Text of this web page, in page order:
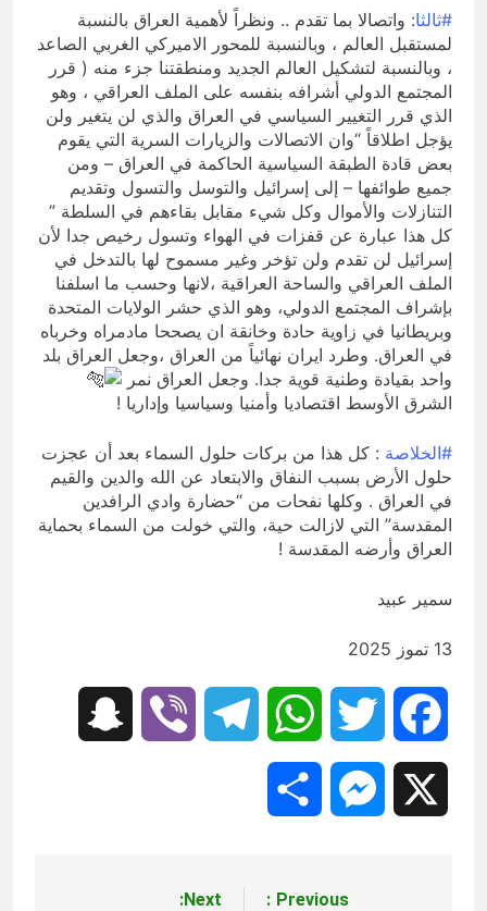
#ثالثا: واتصالا بما تقدم .. ونظراً لأهمية العراق بالنسبة
لمستقبل العالم ، وبالنسبة للمحور الاميركي الغربي الصاعد
، وبالنسبة لتشكيل العالم الجديد ومنطقتنا جزء منه ( قرر
المجتمع الدولي أشرافه بنفسه على الملف العراقي ، وهو
الذي قرر التغيير السياسي في العراق والذي لن يتغير ولن
يؤجل اطلاقاً “وان الاتصالات والزيارات السرية التي يقوم
بعض قادة الطبقة السياسية الحاكمة في العراق – ومن
جميع طوائفها – إلى إسرائيل والتوسل والتسول وتقديم
التنازلات والأموال وكل شيء مقابل بقاءهم في السلطة ”
كل هذا عبارة عن قفزات في الهواء وتسول رخيص جدا لأن
إسرائيل لن تقدم ولن تؤخر وغير مسموح لها بالتدخل في
الملف العراقي والساحة العراقية ،لانها وحسب ما اسلفنا
بإشراف المجتمع الدولي، وهو الذي حشر الولايات المتحدة
وبريطانيا في زاوية حادة وخانقة ان يصححا مادمراه وخرباه
في العراق. وطرد ايران نهائياً من العراق ،وجعل العراق بلد
واحد بقيادة وطنية قوية جدا. وجعل العراق نمر
الشرق الأوسط اقتصاديا وأمنيا وسياسيا وإداريا !
#الخلاصة : كل هذا من بركات حلول السماء بعد أن عجزت
حلول الأرض بسبب النفاق والابتعاد عن الله والدين والقيم
في العراق . وكلها نفحات من “حضارة وادي الرافدين
المقدسة” التي لازالت حية، والتي خولت من السماء بحماية
العراق وأرضه المقدسة !
سمير عبيد
13 تموز 2025
Facebook
Twitter
WhatsApp
Telegram
Viber
Messenger
Previous:
Next: